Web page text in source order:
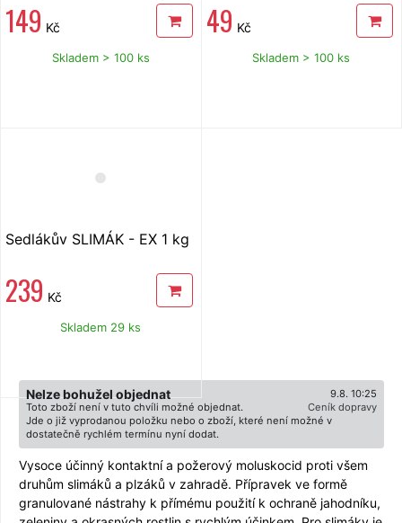
149 Kč
Skladem > 100 ks
49 Kč
Skladem > 100 ks
Sedlákův SLIMÁK - EX 1 kg
239 Kč
Skladem 29 ks
9.8. 10:25
Nelze bohužel objednat
Ceník dopravy
Toto zboží není v tuto chvíli možné objednat.
Jde o již vyprodanou položku nebo o zboží, které není možné v
dostatečně rychlém termínu nyní dodat.
Vysoce účinný kontaktní a požerový moluskocid proti všem
druhům slimáků a plzáků v zahradě. Přípravek ve formě
granulované nástrahy k přímému použití k ochraně jahodníku,